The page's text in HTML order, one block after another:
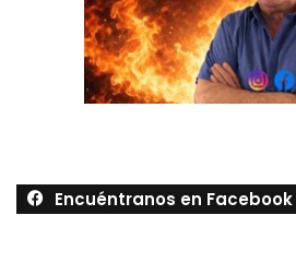
Encuéntranos en Facebook